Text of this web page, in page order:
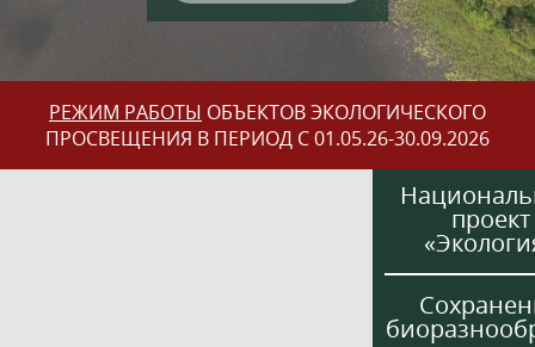
РЕЖИМ РАБОТЫ ОБЪЕКТОВ ЭКОЛОГИЧЕСКОГО
ПРОСВЕЩЕНИЯ В ПЕРИОД С 01.05.26-30.09.2026
проект